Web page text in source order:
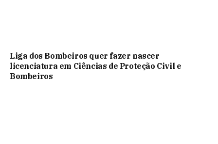
Liga dos Bombeiros quer fazer nascer
licenciatura em Ciências de Proteção Civil e
Bombeiros